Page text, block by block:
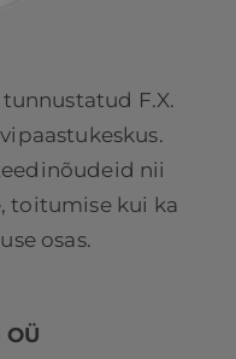
F.X.
nii
toitumise kui ka
osas.
OÜ